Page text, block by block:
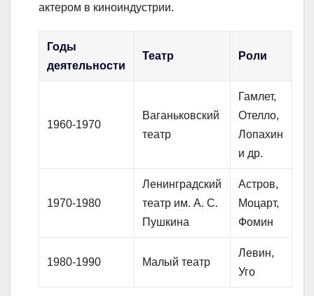
актером в киноиндустрии.
Годы
деятельности
Театр Роли
1960-1970
Ваганьковский
театр
Гамлет,
Отелло,
Лопахин
и др.
1970-1980
Ленинградский
театр им. А. С.
Пушкина
Астров,
Моцарт,
Фомин
1980-1990 Малый театр
Левин,
Уго